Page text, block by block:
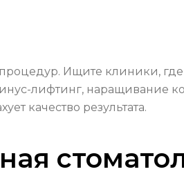
Ищите клиники,
лифтинг, наращивание
качество результата.